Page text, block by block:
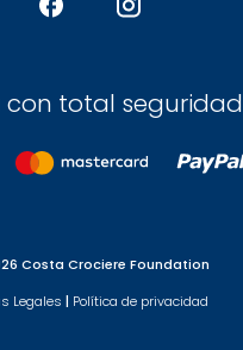
con total seguridad
Costa Crociere Foundation
Legales | Política de privacidad